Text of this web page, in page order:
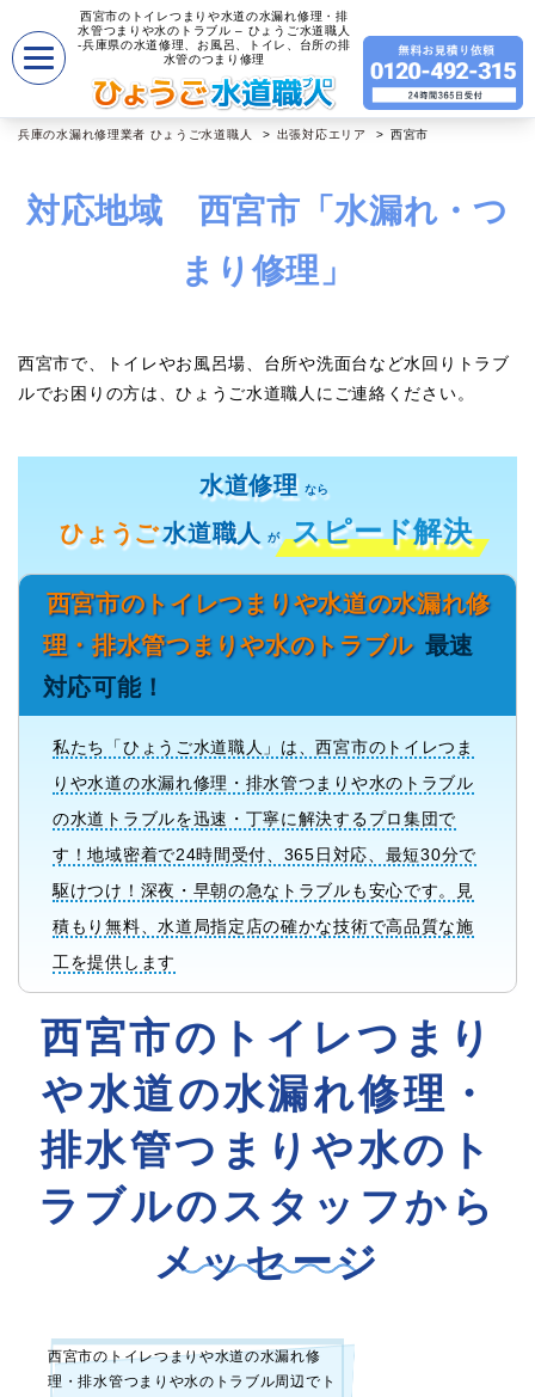
西宮市のトイレつまりや水道の水漏れ修理・排
水管つまりや水のトラブル – ひょうご水道職人
-兵庫県の水道修理、お風呂、トイレ、台所の排
水管のつまり修理
兵庫の水漏れ修理業者 ひょうご水道職人 出張対応エリア 西宮市
対応地域 西宮市「水漏れ・つ
まり修理」
西宮市で、トイレやお風呂場、台所や洗面台など水回りトラブ
ルでお困りの方は、ひょうご水道職人にご連絡ください。
水道修理 なら
ひょうご水道職人 が スピード解決
西宮市のトイレつまりや水道の水漏れ修
理・排水管つまりや水のトラブル 最速
対応可能！
私たち「ひょうご水道職人」は、西宮市のトイレつま
りや水道の水漏れ修理・排水管つまりや水のトラブル
の水道トラブルを迅速・丁寧に解決するプロ集団で
す！地域密着で24時間受付、365日対応、最短30分で
駆けつけ！深夜・早朝の急なトラブルも安心です。見
積もり無料、水道局指定店の確かな技術で高品質な施
工を提供します
西宮市のトイレつまり
や水道の水漏れ修理・
排水管つまりや水のト
ラブルのスタッフから
メッセージ
西宮市のトイレつまりや水道の水漏れ修
理・排水管つまりや水のトラブル周辺でト